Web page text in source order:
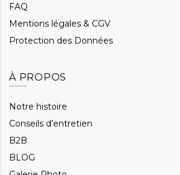
FAQ
Mentions légales & CGV
Protection des Données
À PROPOS
Notre histoire
Conseils d’entretien
B2B
BLOG